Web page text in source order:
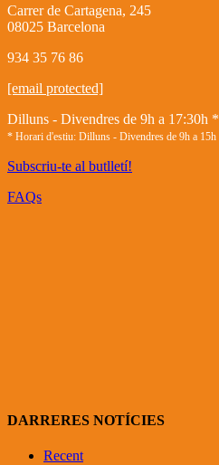
Carrer de Cartagena, 245
08025 Barcelona
934 35 76 86
[email protected]
Dilluns - Divendres de 9h a 17:30h *
* Horari d'estiu: Dilluns - Divendres de 9h a 15h
Subscriu-te al butlletí!
FAQs
DARRERES NOTÍCIES
Recent